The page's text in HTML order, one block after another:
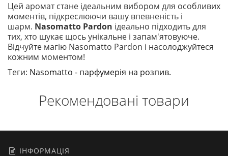
Цей аромат стане ідеальним вибором для особливих
моментів, підкреслюючи вашу впевненість і
шарм. Nasomatto Pardon ідеально підходить для
тих, хто шукає щось унікальне і запам'ятовуюче.
Відчуйте магію Nasomatto Pardon і насолоджуйтеся
кожним моментом!
Теги: Nasomatto - парфумерія на розпив.
Рекомендовані товари
ІНФОРМАЦІЯ